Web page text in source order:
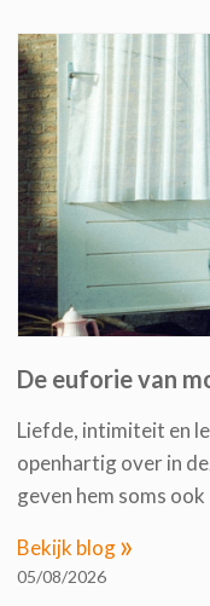
De euforie van
Liefde, intimiteit en
openhartig over in
geven hem soms
Bekijk blog»
05/08/2026